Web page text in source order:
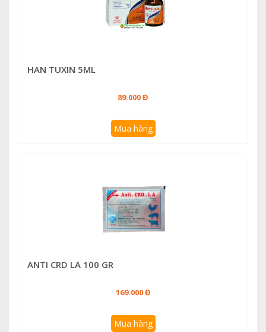
HAN TUXIN 5ML
89.000 Đ
Mua hàng
ANTI CRD LA 100 GR
169.000 Đ
Mua hàng